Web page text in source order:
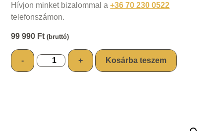
Hívjon minket bizalommal a+36 70 230 0522
telefonszámon.
99 990 Ft (bruttó)
- + Kosárba teszem